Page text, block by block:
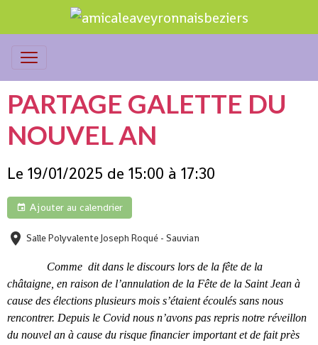
PARTAGE GALETTE DU
NOUVEL AN
Le 19/01/2025 de 15:00 à 17:30
Ajouter au calendrier
Salle Polyvalente Joseph Roqué - Sauvian
Comme dit dans le discours lors de la fête de la
châtaigne, en raison de l’annulation de la Fête de la Saint Jean à
cause des élections plusieurs mois s’étaient écoulés sans nous
rencontrer. Depuis le Covid nous n’avons pas repris notre réveillon
du nouvel an à cause du risque financier important et de fait près